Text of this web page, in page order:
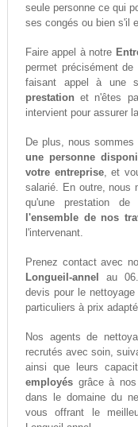
seule personne ce qui
ses congés ou bien s'il
Faire appel à notre
permet précisément de
faisant appel à une
prestation et n'êtes
intervient pour assurer
De plus, nous sommes
une personne
votre entreprise, et
salarié. En outre, nous
qu'une prestation
l'ensemble de nos
l'intervenant.
Prenez contact avec
Longueil-annel
au
devis pour le
particuliers à prix
Nos agents de
recrutés avec soin,
ainsi que leurs
employésgrâce à nos
dans le domaine du
vous offrant le